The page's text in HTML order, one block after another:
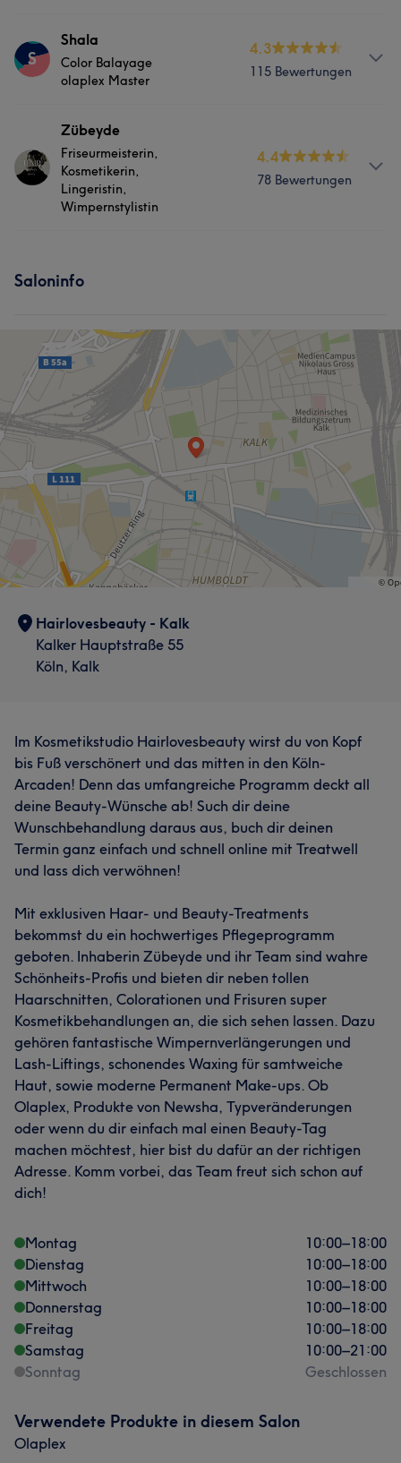
Services
Friseur Gesicht Haarentfernung
Portfolio
S
Shala
Color Balayage
olaplex Master
4.3
115 Bewertungen
Services
Friseur
Zübeyde
Friseurmeisterin,
Kosmetikerin,
Lingeristin,
Wimpernstylistin
4.4
78 Bewertungen
Portfolio
Saloninfo
Hairlovesbeauty - Kalk
Kalker Hauptstraße 55
Köln, Kalk
Im Kosmetikstudio Hairlovesbeauty wirst du von Kopf
bis Fuß verschönert und das mitten in den Köln-
Arcaden! Denn das umfangreiche Programm deckt all
deine Beauty-Wünsche ab! Such dir deine
Wunschbehandlung daraus aus, buch dir deinen
Termin ganz einfach und schnell online mit Treatwell
und lass dich verwöhnen!
Mit exklusiven Haar- und Beauty-Treatments
bekommst du ein hochwertiges Pflegeprogramm
geboten. Inhaberin Zübeyde und ihr Team sind wahre
Schönheits-Profis und bieten dir neben tollen
Haarschnitten, Colorationen und Frisuren super
Kosmetikbehandlungen an, die sich sehen lassen. Dazu
gehören fantastische Wimpernverlängerungen und
Lash-Liftings, schonendes Waxing für samtweiche
Haut, sowie moderne Permanent Make-ups. Ob
Olaplex, Produkte von Newsha, Typveränderungen
oder wenn du dir einfach mal einen Beauty-Tag
machen möchtest, hier bist du dafür an der richtigen
Adresse. Komm vorbei, das Team freut sich schon auf
dich!
Montag 10:00–18:00
Dienstag
10:00–18:00
Mittwoch
10:00–18:00
Donnerstag
10:00–18:00
Freitag
10:00–18:00
Samstag
10:00–21:00
Sonntag
Geschlossen
Verwendete Produkte in diesem Salon
Olaplex